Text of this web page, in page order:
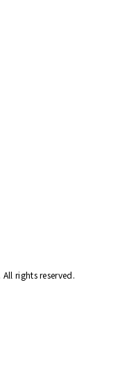
rights reserved.